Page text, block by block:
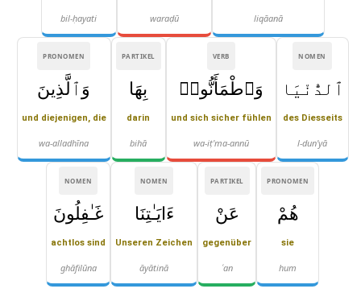
liqāanā
waraḍū
bil-ḥayati
NOMEN
ٱلدُّنْيَا
des Diesseits
l-dun'yā
VERB
وَٱطْمَأَنُّوا۟
und sich sicher fühlen
wa-iṭ'ma-annū
PARTIKEL
بِهَا
darin
bihā
PRONOMEN
وَٱلَّذِينَ
und diejenigen, die
wa-alladhīna
PRONOMEN
هُمْ
sie
hum
PARTIKEL
عَنْ
gegenüber
ʿan
NOMEN
ءَايَـٰتِنَا
Unseren Zeichen
āyātinā
NOMEN
غَـٰفِلُونَ
achtlos sind
ghāfilūna